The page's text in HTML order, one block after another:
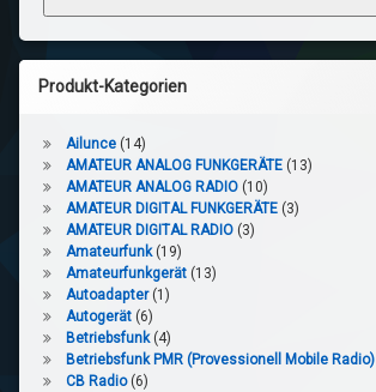
Produkt-Kategorien
Ailunce (14)
AMATEUR ANALOG FUNKGERÄTE (13)
AMATEUR ANALOG RADIO (10)
AMATEUR DIGITAL FUNKGERÄTE (3)
AMATEUR DIGITAL RADIO (3)
Amateurfunk (19)
Amateurfunkgerät (13)
Autoadapter (1)
Autogerät (6)
Betriebsfunk (4)
Betriebsfunk PMR (Provessionell Mobile Radio)
CB Radio (6)